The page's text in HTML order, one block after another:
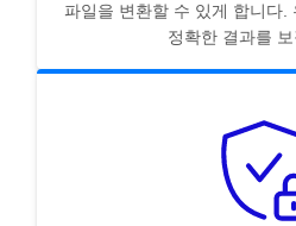
파일을 변환할 수 있게 합니다.
정확한 결과를